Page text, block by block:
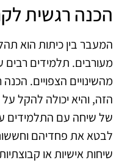
הכנה רגשית
המעבר בין כיתות הוא
מעורבים. תלמידים רבים
מהשינויים הצפויים.
הזה, והיא יכולה להקל
של שיחה עם התלמידים
לבטא את פחדיהם
שיחות אישיות או